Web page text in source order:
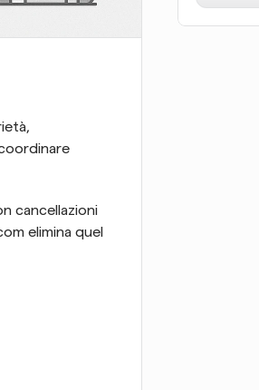
cancellazioni
elimina quel